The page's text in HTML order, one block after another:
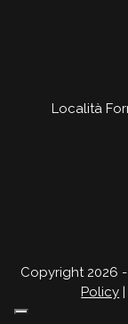
Località
Copyright 2026 -
Policy |